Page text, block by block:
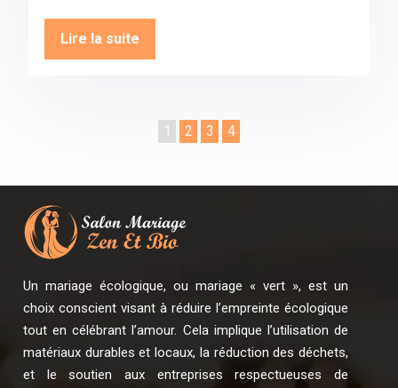
Lire la suite
1 2 3 4
Un mariage écologique, ou mariage « vert », est un
choix conscient visant à réduire l’empreinte écologique
tout en célébrant l’amour. Cela implique l’utilisation de
matériaux durables et locaux, la réduction des déchets,
et le soutien aux entreprises respectueuses de